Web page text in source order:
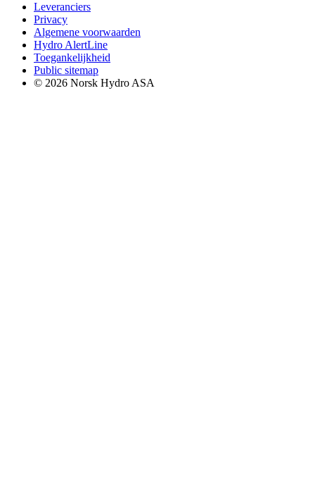
Leveranciers
Privacy
Algemene voorwaarden
Hydro AlertLine
Toegankelijkheid
Public sitemap
© 2026 Norsk Hydro ASA